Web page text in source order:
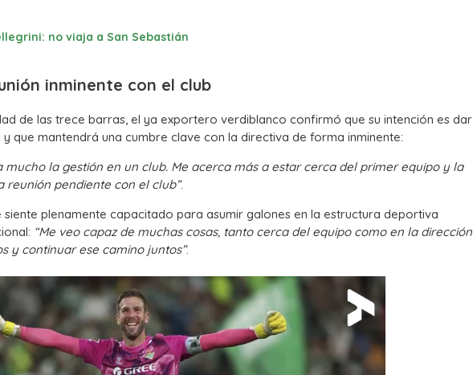
no viaja a San Sebastián
inminente con el club
de las trece barras, el ya exportero verdiblanco confirmó que su intención es dar
que mantendrá una cumbre clave con la directiva de forma inminente:
mucho la gestión en un club. Me acerca más a estar cerca del primer equipo y la
reunión pendiente con el club”.
siente plenamente capacitado para asumir galones en la estructura deportiva
“Me veo capaz de muchas cosas, tanto cerca del equipo como en la dirección
y continuar ese camino juntos”.